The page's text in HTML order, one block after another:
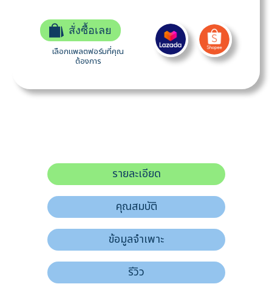
สั่งซื้อเลย
เลือกแพลตฟอร์มที่คุณ
ต้องการ
รายละเอียด
คุณสมบัติ
ข้อมูลจำเพาะ
รีวิว